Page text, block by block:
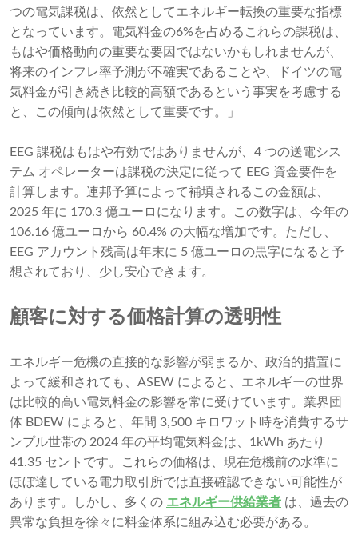
つの電気課税は、依然としてエネルギー転換の重要な指標
となっています。電気料金の6%を占めるこれらの課税は、
もはや価格動向の重要な要因ではないかもしれませんが、
将来のインフレ率予測が不確実であることや、ドイツの電
気料金が引き続き比較的高額であるという事実を考慮する
と、この傾向は依然として重要です。」
EEG 課税はもはや有効ではありませんが、4 つの送電シス
テム オペレーターは課税の決定に従って EEG 資金要件を
計算します。連邦予算によって補填されるこの金額は、
2025 年に 170.3 億ユーロになります。この数字は、今年の
106.16 億ユーロから 60.4% の大幅な増加です。ただし、
EEG アカウント残高は年末に 5 億ユーロの黒字になると予
想されており、少し安心できます。
顧客に対する価格計算の透明性
エネルギー危機の直接的な影響が弱まるか、政治的措置に
よって緩和されても、ASEW によると、エネルギーの世界
は比較的高い電気料金の影響を常に受け​​ています。業界団
体 BDEW によると、年間 3,500 キロワット時を消費するサ
ンプル世帯の 2024 年の平均電気料金は、1kWh あたり
41.35 セントです。これらの価格は、現在危機前の水準に
ほぼ達している電力取引所では直接確認できない可能性が
あります。しかし、多くの エネルギー供給業者 は、過去の
異常な負担を徐々に料金体系に組み込む必要がある。